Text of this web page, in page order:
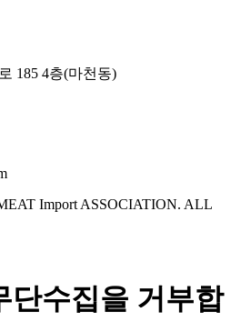
185 4층(마천동)
Import ASSOCIATION. ALL
단수집을 거부합